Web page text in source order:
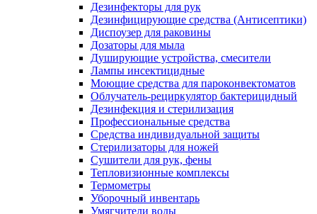
Дезинфекторы для рук
Дезинфицирующие средства (Антисептики)
Диспоузер для раковины
Дозаторы для мыла
Душирующие устройства, смесители
Лампы инсектицидные
Моющие средства для пароконвектоматов
Облучатель-рециркулятор бактерицидный
Дезинфекция и стерилизация
Профессиональные средства
Средства индивидуальной защиты
Стерилизаторы для ножей
Сушители для рук, фены
Тепловизионные комплексы
Термометры
Уборочный инвентарь
Умягчители воды